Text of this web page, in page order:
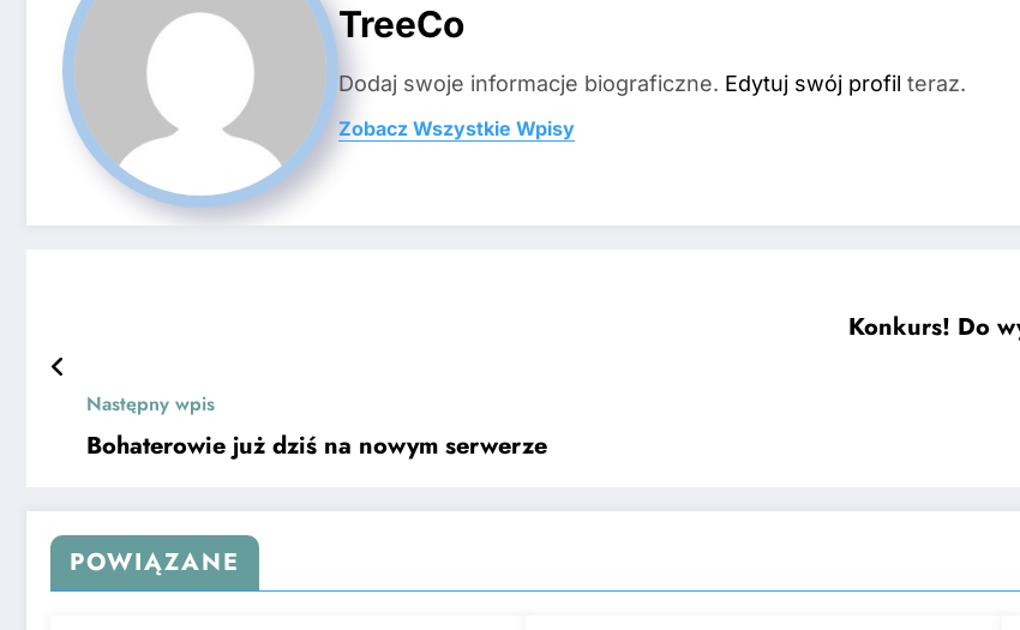
TreeCo
Dodaj swoje informacje biograficzne. Edytuj swój profil teraz.
Zobacz Wszystkie Wpisy
Konkurs! Do
Następny wpis
Bohaterowie już dziś na nowym serwerze
POWIĄZANE